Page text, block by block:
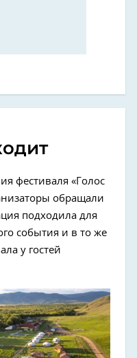
фестиваля «Голос
обращали
подходила для
события и в то же
у гостей